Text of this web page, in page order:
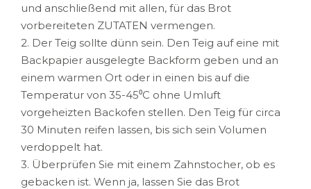
und anschließend mit allen, für das Brot
vorbereiteten ZUTATEN vermengen.
2. Der Teig sollte dünn sein. Den Teig auf eine mit
Backpapier ausgelegte Backform geben und an
einem warmen Ort oder in einen bis auf die
Temperatur von 35-45⁰C ohne Umluft
vorgeheizten Backofen stellen. Den Teig für circa
30 Minuten reifen lassen, bis sich sein Volumen
verdoppelt hat.
3. Überprüfen Sie mit einem Zahnstocher, ob es
gebacken ist. Wenn ja, lassen Sie das Brot